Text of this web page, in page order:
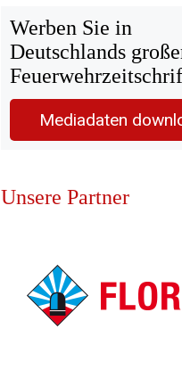
Werben Sie in
Deutschlands
Mediadaten
Unsere Partner